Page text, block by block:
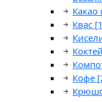
Квас
Кофе